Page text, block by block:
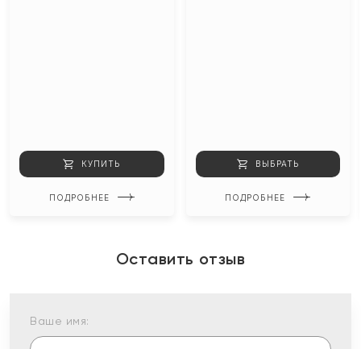
КУПИТЬ
ПОДРОБНЕЕ
ВЫБРАТЬ
ПОДРОБНЕЕ
Оставить отзыв
Ваше имя: